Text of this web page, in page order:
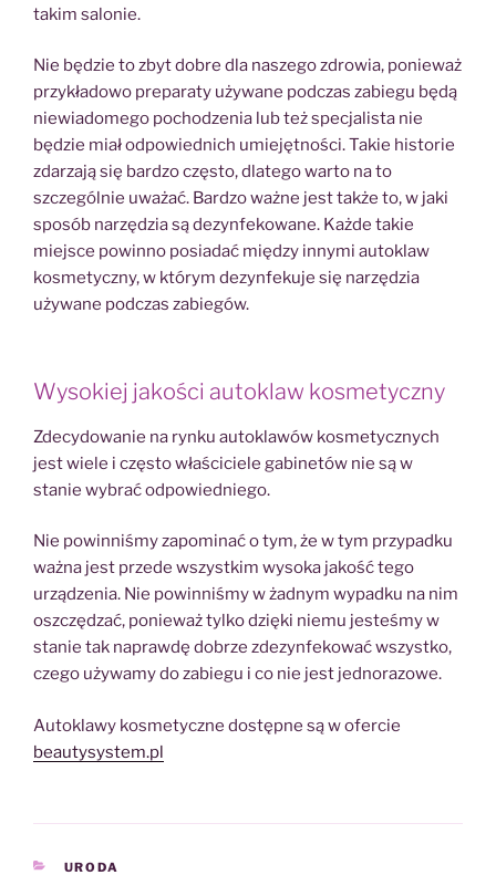
takim salonie.
Nie będzie to zbyt dobre dla naszego zdrowia, ponieważ
przykładowo preparaty używane podczas zabiegu będą
niewiadomego pochodzenia lub też specjalista nie
będzie miał odpowiednich umiejętności. Takie historie
zdarzają się bardzo często, dlatego warto na to
szczególnie uważać. Bardzo ważne jest także to, w jaki
sposób narzędzia są dezynfekowane. Każde takie
miejsce powinno posiadać między innymi autoklaw
kosmetyczny, w którym dezynfekuje się narzędzia
używane podczas zabiegów.
Wysokiej jakości autoklaw kosmetyczny
Zdecydowanie na rynku autoklawów kosmetycznych
jest wiele i często właściciele gabinetów nie są w
stanie wybrać odpowiedniego.
Nie powinniśmy zapominać o tym, że w tym przypadku
ważna jest przede wszystkim wysoka jakość tego
urządzenia. Nie powinniśmy w żadnym wypadku na nim
oszczędzać, ponieważ tylko dzięki niemu jesteśmy w
stanie tak naprawdę dobrze zdezynfekować wszystko,
czego używamy do zabiegu i co nie jest jednorazowe.
Autoklawy kosmetyczne dostępne są w ofercie
beautysystem.pl
KATEGORIE
URODA